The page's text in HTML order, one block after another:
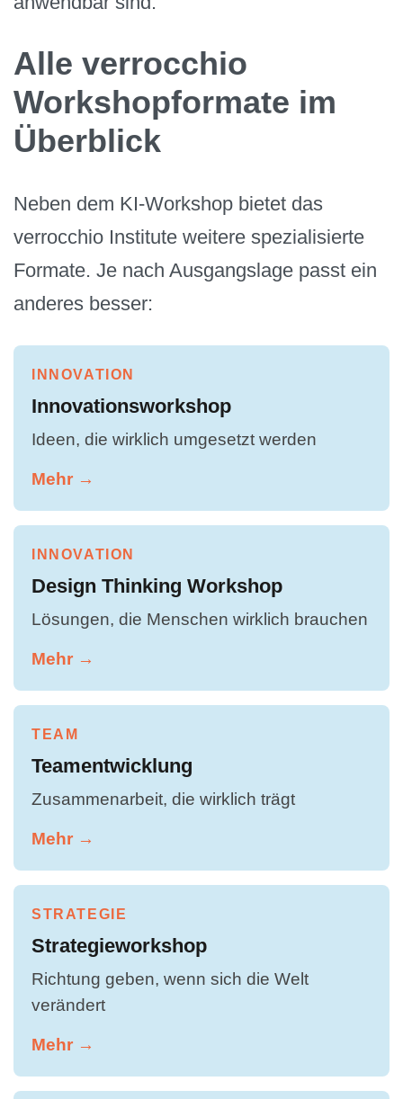
Alle verrocchio
Workshopformate im
Überblick
Neben dem KI-Workshop bietet das
verrocchio Institute weitere spezialisierte
Formate. Je nach Ausgangslage passt ein
anderes besser:
INNOVATION
Innovationsworkshop
Ideen, die wirklich umgesetzt werden
Mehr →
INNOVATION
Design Thinking Workshop
Lösungen, die Menschen wirklich brauchen
Mehr →
TEAM
Teamentwicklung
Zusammenarbeit, die wirklich trägt
Mehr →
STRATEGIE
Strategieworkshop
Richtung geben, wenn sich die Welt
verändert
Mehr →